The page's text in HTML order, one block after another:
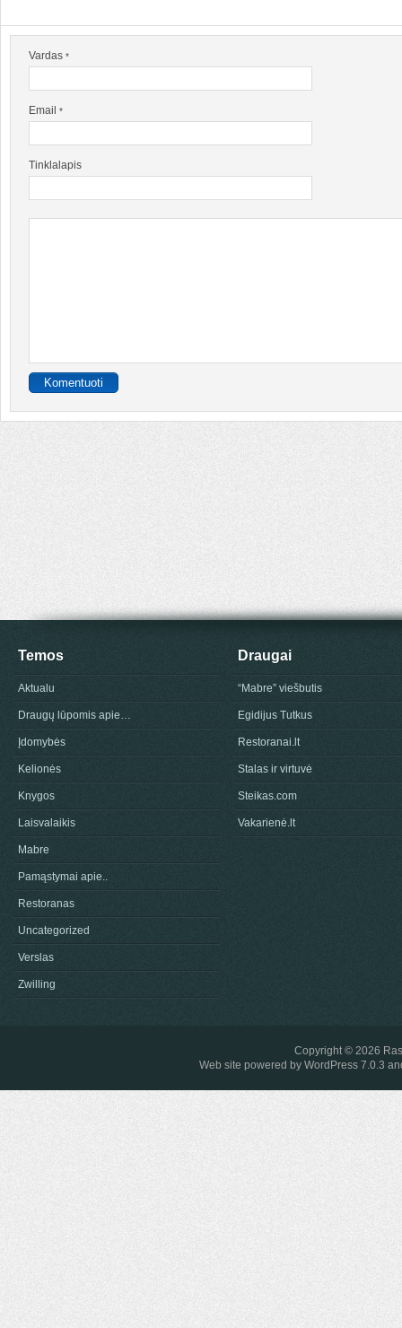
Vardas *
Email *
Tinklalapis
Temos
Aktualu
Draugų lūpomis apie…
Įdomybės
Kelionės
Knygos
Laisvalaikis
Mabre
Pamąstymai apie..
Restoranas
Uncategorized
Verslas
Zwilling
Draugai
“Mabre” viešbutis
Egidijus Tutkus
Restoranai.lt
Stalas ir virtuvė
Steikas.com
Vakarienė.lt
Copyright © 2026
Web site powered by WordPress 7.0.3